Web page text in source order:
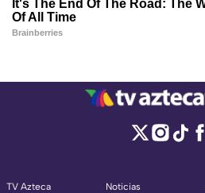
TV Azteca
Noticias